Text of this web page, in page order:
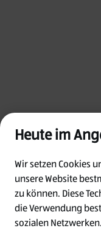
Heute im
Wir setzen Cookies
unsere Website
zu können. Diese
die Verwendung
sozialen